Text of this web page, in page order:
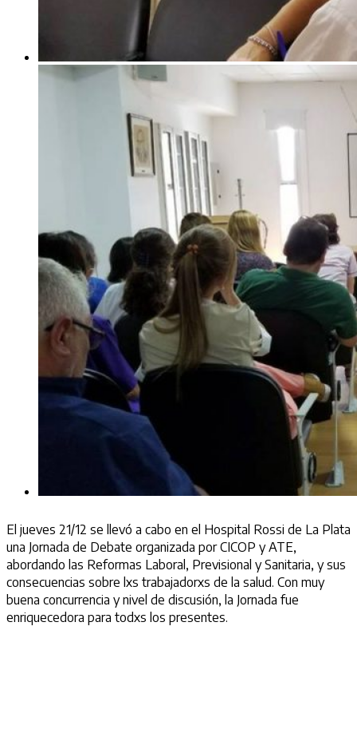
El jueves 21/12 se llevó a cabo en el Hospital Rossi de La Plata
una Jornada de Debate organizada por CICOP y ATE,
abordando las Reformas Laboral, Previsional y Sanitaria, y sus
consecuencias sobre lxs trabajadorxs de la salud. Con muy
buena concurrencia y nivel de discusión, la Jornada fue
enriquecedora para todxs los presentes.